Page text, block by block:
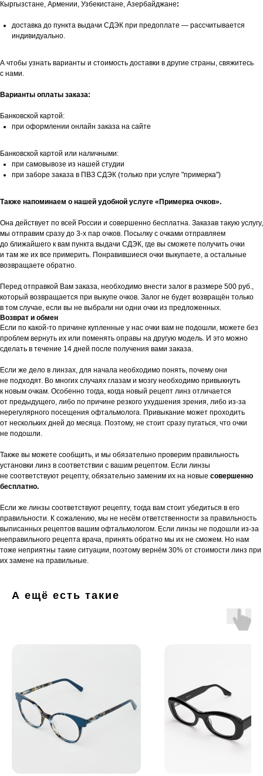
Кыргызстане, Армении, Узбекистане, Азербайджане:
доставка до пункта выдачи СДЭК при предоплате — рассчитывается
индивидуально.
А чтобы узнать варианты и стоимость доставки в другие страны, свяжитесь
с нами.
Варианты оплаты заказа:
Банковской картой:
при оформлении онлайн заказа на сайте
Банковской картой или наличными:
при самовывозе из нашей студии
при заборе заказа в ПВЗ СДЭК (только при услуге "примерка")
Также напоминаем о нашей удобной услуге «Примерка очков».
Она действует по всей России и совершенно бесплатна. Заказав такую услугу,
мы отправим сразу до 3-х пар очков. Посылку с очками отправляем
до ближайшего к вам пункта выдачи СДЭК, где вы сможете получить очки
и там же их все примерить. Понравившиеся очки выкупаете, а остальные
возвращаете обратно.
Перед отправкой Вам заказа, необходимо внести залог в размере 500 руб.,
который возвращается при выкупе очков. Залог не будет возвращён только
в том случае, если вы не выбрали ни одни очки из предложенных.
Возврат и обмен
Если по какой-то причине купленные у нас очки вам не подошли, можете без
проблем вернуть их или поменять оправы на другую модель. И это можно
сделать в течение 14 дней после получения вами заказа.
Если же дело в линзах, для начала необходимо понять, почему они
не подходят. Во многих случаях глазам и мозгу необходимо привыкнуть
к новым очкам. Особенно тогда, когда новый рецепт линз отличается
от предыдущего, либо по причине резкого ухудшения зрения, либо из-за
нерегулярного посещения офтальмолога. Привыкание может проходить
от нескольких дней до месяца. Поэтому, не стоит сразу пугаться, что очки
не подошли.
Также вы можете сообщить, и мы обязательно проверим правильность
установки линз в соответствии с вашим рецептом. Если линзы
не соответствуют рецепту, обязательно заменим их на новые совершенно
бесплатно.
Если же линзы соответствуют рецепту, тогда вам стоит убедиться в его
правильности. К сожалению, мы не несём ответственности за правильность
выписанных рецептов вашим офтальмологом. Если линзы не подошли из-за
неправильного рецепта врача, принять обратно мы их не сможем. Но нам
тоже неприятны такие ситуации, поэтому вернём 30% от стоимости линз при
их замене на правильные.
А ещё есть такие